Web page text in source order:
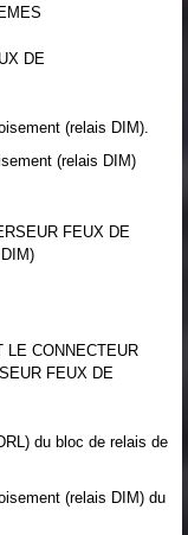
DE
(relais DIM).
(relais DIM)
FEUX DE
CONNECTEUR
FEUX DE
du bloc de relais de
(relais DIM) du